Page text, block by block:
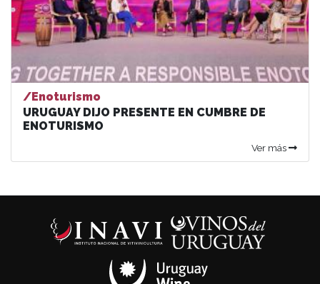
/Enoturismo
URUGUAY DIJO PRESENTE EN CUMBRE DE
ENOTURISMO
Ver más